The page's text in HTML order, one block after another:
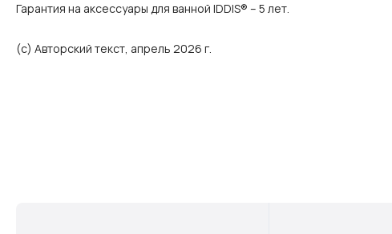
Гарантия на аксессуары для ванной IDDIS® – 5 лет.
(с) Авторский текст, апрель 2026 г.